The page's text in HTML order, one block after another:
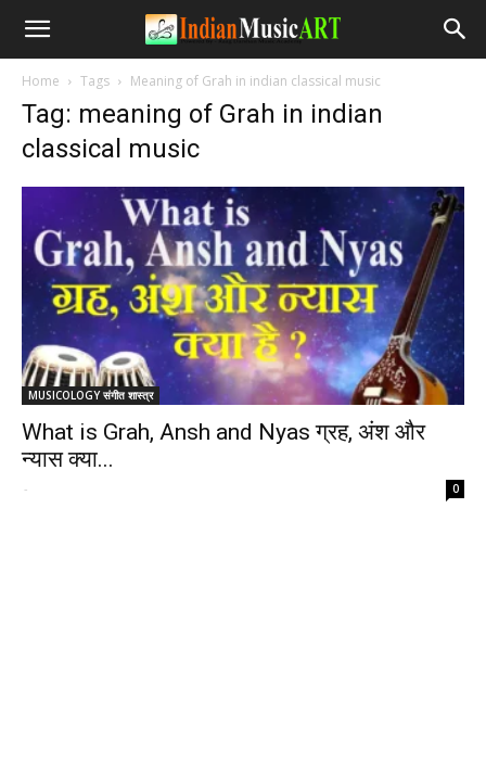
Home Tags Meaning of Grah in indian classical music
Tag: meaning of Grah in indian
classical music
MUSICOLOGY संगीत शास्त्र
What is Grah, Ansh and Nyas ग्रह, अंश और
न्यास क्या...
- 0